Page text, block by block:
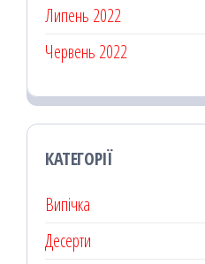
Липень 2022
Червень 2022
КАТЕГОРІЇ
Випічка
Десерти